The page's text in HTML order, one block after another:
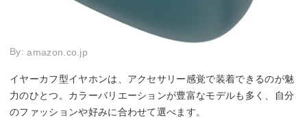
By:amazon.co.jp
イヤーカフ型イヤホンは、アクセサリー感覚で装着できるのが魅
力のひとつ。カラーバリエーションが豊富なモデルも多く、自分
のファッションや好みに合わせて選べます。